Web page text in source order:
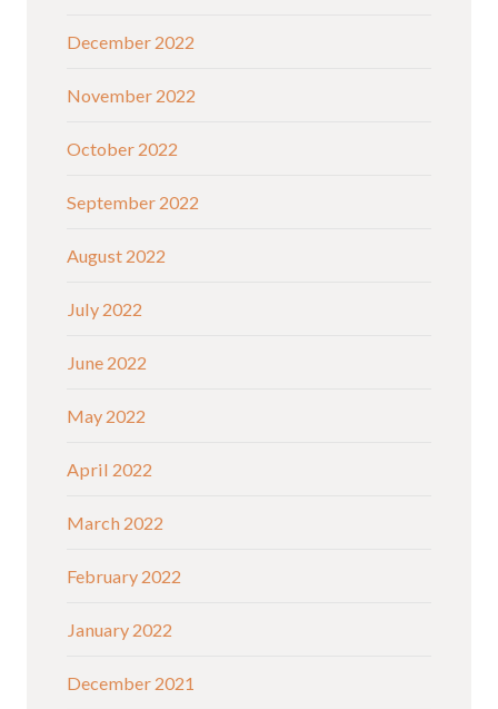
December 2022
November 2022
October 2022
September 2022
August 2022
July 2022
June 2022
May 2022
April 2022
March 2022
February 2022
January 2022
December 2021